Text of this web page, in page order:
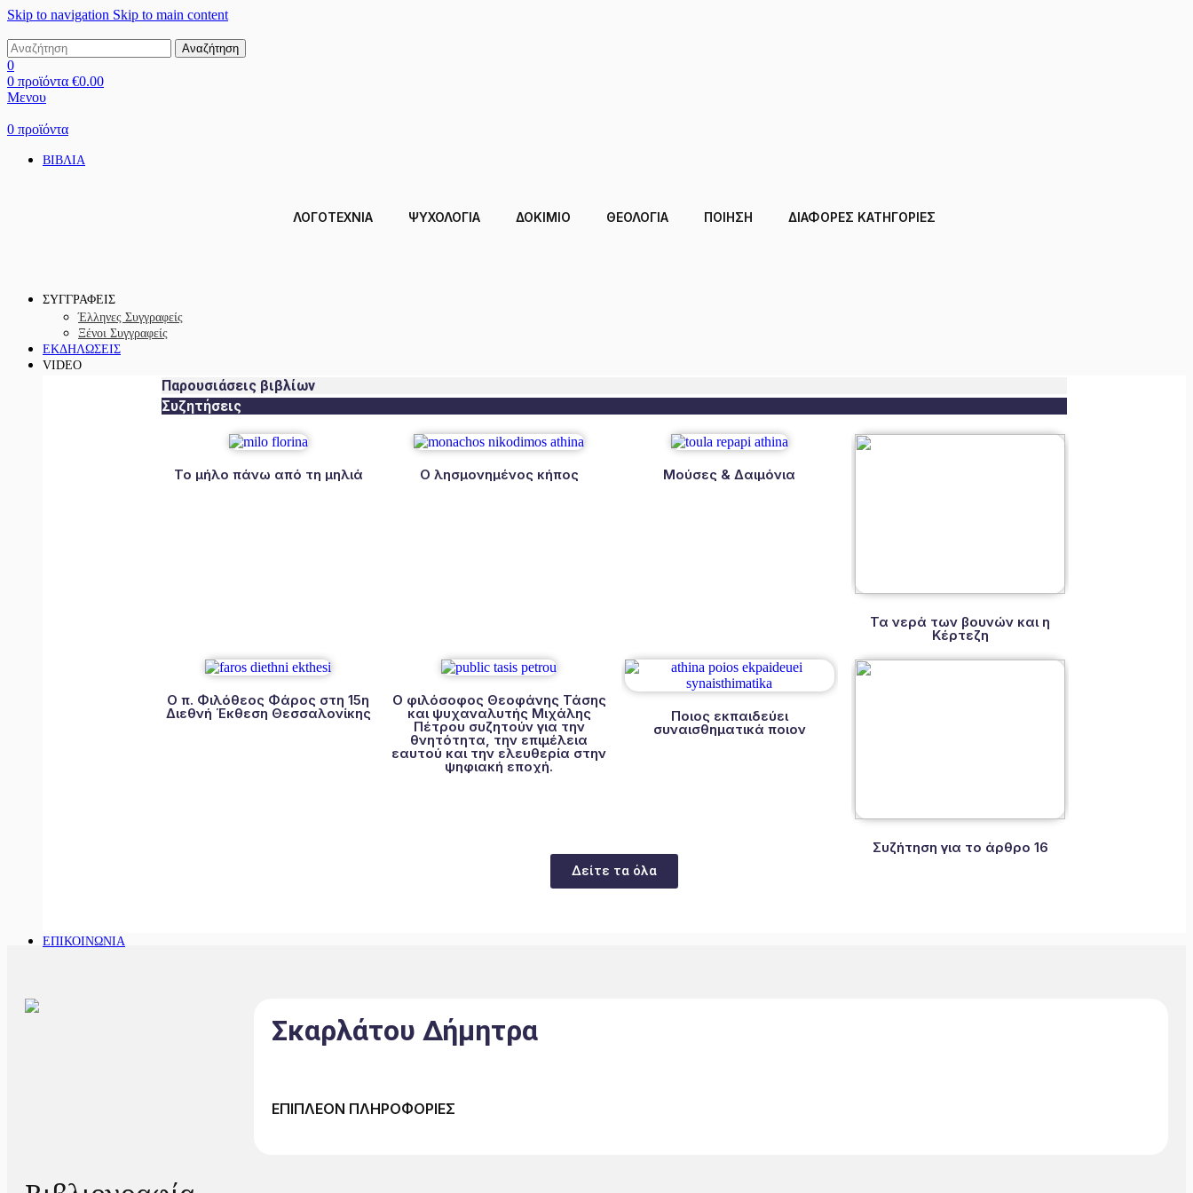
Skip to navigation Skip to main content
Αναζήτηση
0
0 προϊόντα €0.00
Μενου
0 προϊόντα
ΒΙΒΛΙΑ
ΛΟΓΟΤΕΧΝΙΑ ΨΥΧΟΛΟΓΙΑ ΔΟΚΊΜΙΟ ΘΕΟΛΟΓΙΑ ΠΟΙΗΣΗ ΔΙΑΦΟΡΕΣ ΚΑΤΗΓΟΡΙΕΣ
ΣΥΓΓΡΑΦΕΙΣ
Έλληνες Συγγραφείς
Ξένοι Συγγραφείς
ΕΚΔΗΛΩΣΕΙΣ
VIDEO
Παρουσιάσεις βιβλίων
Συζητήσεις
Το μήλο πάνω από τη μηλιά Ο λησμονημένος κήπος Μούσες & Δαιμόνια
Τα νερά των βουνών και η
Κέρτεζη
Ο π. Φιλόθεος Φάρος στη 15η
Διεθνή Έκθεση Θεσσαλονίκης
Ο φιλόσοφος Θεοφάνης Τάσης
και ψυχαναλυτής Μιχάλης
Πέτρου συζητούν για την
θνητότητα, την επιμέλεια
εαυτού και την ελευθερία στην
ψηφιακή εποχή.
Ποιος εκπαιδεύει
συναισθηματικά ποιον
Συζήτηση για το άρθρο 16
Δείτε τα όλα
ΕΠΙΚΟΙΝΩΝΙΑ
Σκαρλάτου Δήμητρα
ΕΠΙΠΛΕΟΝ ΠΛΗΡΟΦΟΡΙΕΣ